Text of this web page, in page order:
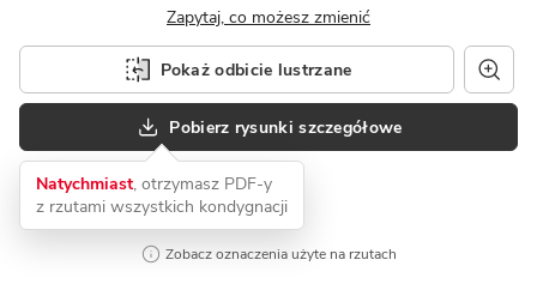
Zapytaj, co możesz zmienić
Pokaż odbicie lustrzane
Pobierz rysunki szczegółowe
Natychmiast, otrzymasz PDF-y
z rzutami wszystkich kondygnacji
Zobacz oznaczenia użyte na rzutach